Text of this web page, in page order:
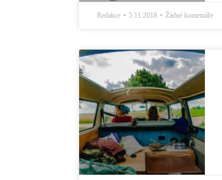
Redakce 5.11.2018 Žádné komentáře